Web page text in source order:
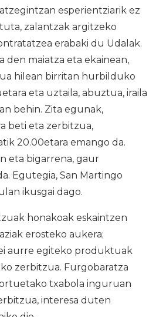
esperientziarik ez
zalantzak argitzeko
erabaki du Udalak.
den maiatza eta ekainean,
hilean birritan hurbilduko
eta uztaila, abuztua, iraila
behin. Zita egunak,
beti eta zerbitzua,
20.00etara emango da.
eta bigarrena, gaur
Egutegia, San Martingo
ikusgai dago.
honakoak eskaintzen
erosteko aukera;
aurre egiteko produktuak
zerbitzua. Furgobaratza
ortuetako txabola inguruan
interesa duten